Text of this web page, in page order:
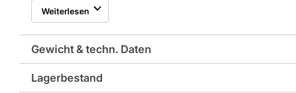
da der vorhandene Hauptkanal weder komplett freigelegt, noch
Anschlusssattel ist mit einem integrierten Kugelgelenk
PVC und PP ist genormt. Deshalb dichtet AWADOCK POLYMER
Rohrdeformation. Für den Fall der Fälle dichtet eine zusätzliche
Weiterlesen
Gewicht & techn. Daten
Gewicht pro Verkaufseinheit: 1,7 kg
Lagerbestand